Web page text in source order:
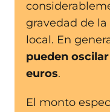
gravedad de
local. En
pueden
euros.
El monto